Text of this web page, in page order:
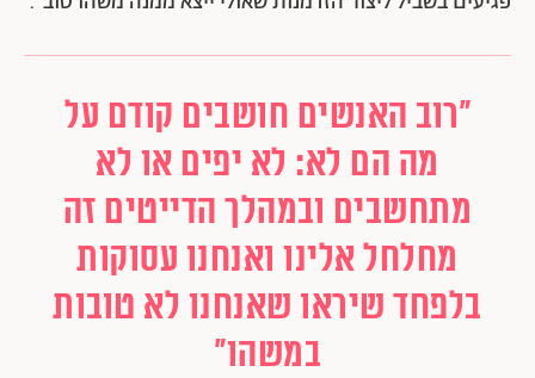
"רוב האנשים חושבים קודם על
מה הם לא: לא יפים או לא
מתחשבים ובמהלך הדייטים זה
מחלחל אלינו ואנחנו עסוקות
בלפחד שיראו שאנחנו לא טובות
במשהו"